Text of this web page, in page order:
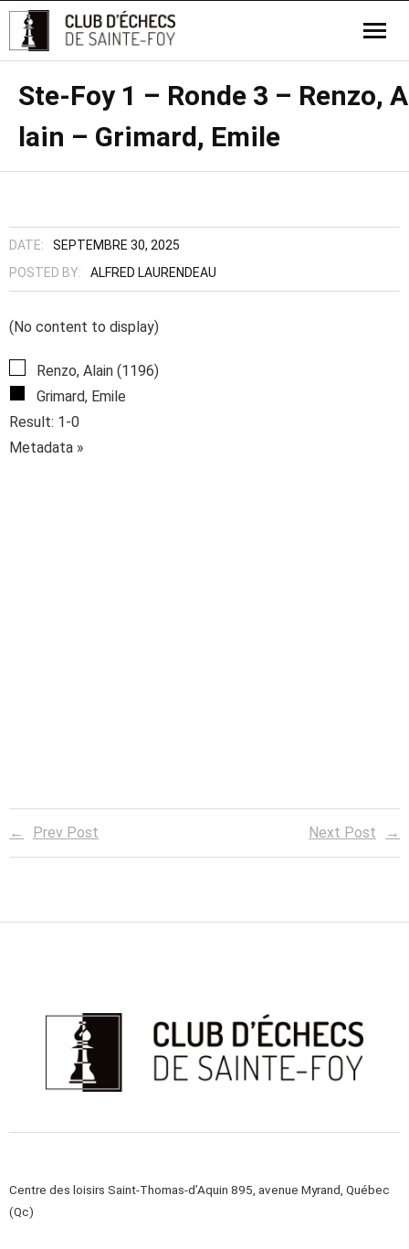
Ste-Foy 1 – Ronde 3 – Renzo, A
lain – Grimard, Emile
DATE:
SEPTEMBRE 30, 2025
POSTED BY:
ALFRED LAURENDEAU
(No content to display)
Renzo, Alain (1196)
Grimard, Emile
Result: 1-0
Metadata »
Prev Post Next Post
Centre des loisirs Saint-Thomas-d’Aquin 895, avenue Myrand, Québec
(Qc)